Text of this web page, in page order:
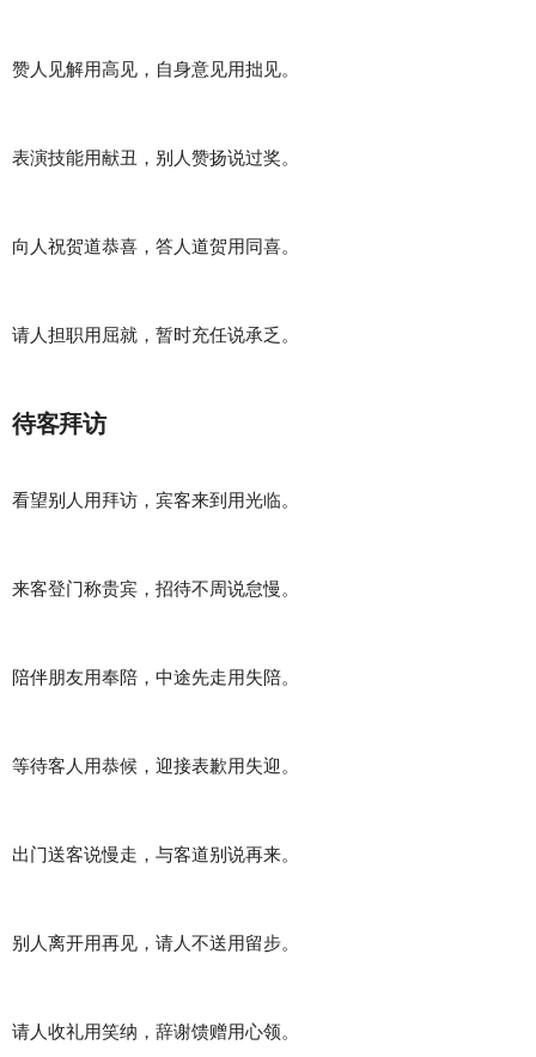
赞人见解用高见，自身意见用拙见。
表演技能用献丑，别人赞扬说过奖。
向人祝贺道恭喜，答人道贺用同喜。
请人担职用屈就，暂时充任说承乏。
待客拜访
看望别人用拜访，宾客来到用光临。
来客登门称贵宾，招待不周说怠慢。
陪伴朋友用奉陪，中途先走用失陪。
等待客人用恭候，迎接表歉用失迎。
出门送客说慢走，与客道别说再来。
别人离开用再见，请人不送用留步。
请人收礼用笑纳，辞谢馈赠用心领。